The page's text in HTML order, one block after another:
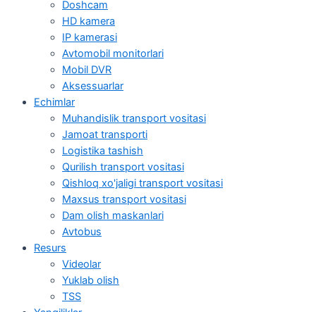
Doshcam
HD kamera
IP kamerasi
Avtomobil monitorlari
Mobil DVR
Aksessuarlar
Echimlar
Muhandislik transport vositasi
Jamoat transporti
Logistika tashish
Qurilish transport vositasi
Qishloq xo'jaligi transport vositasi
Maxsus transport vositasi
Dam olish maskanlari
Avtobus
Resurs
Videolar
Yuklab olish
TSS